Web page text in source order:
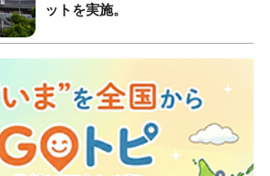
ットを実施。